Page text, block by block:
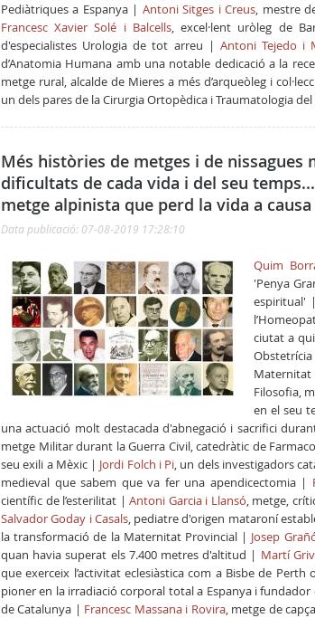
Pediàtriques a Espanya | Antoni Sitges i Creus, mestre
Francesc Xavier Solé i Balcells, excel·lent uròleg de
d'especialistes Urologia de tot arreu | Antoni Tejedo i
d’Anatomia Humana amb una notable dedicació a la
metge rural, alcalde de Mieres a més d’arqueòleg i
un dels pares de la Cirurgia Ortopèdica i Traumatologia
Més històries de metges i de
dificultats de cada vida i del seu
metge alpinista que perd la vida a
Data publicació: 07-08-2019 17:28:10
Quim
'Penya
ciutat a
Filosofia,
en el seu
una actuació molt destacada d'abnegació i sacrifici
metge Militar durant la Guerra Civil, catedràtic de
seu exili a Mèxic | Jordi Folch i Pi, un dels investigadors
medieval que sabem que va fer una apendicectomia |
científic de l’esterilitat |Antoni Garcia i Llansó, metge,
Salvador Goday i Casals, pediatre d'origen mataroní
la transformació de la Maternitat Provincial | Josep
quan havia superat els 7.400 metres d'altitud | Martí
que exerceix l’activitat eclesiàstica com a Bisbe de
pioner en la irradiació corporal total a Espanya i fundador
de Catalunya | Francesc Massana i Rovira, metge de